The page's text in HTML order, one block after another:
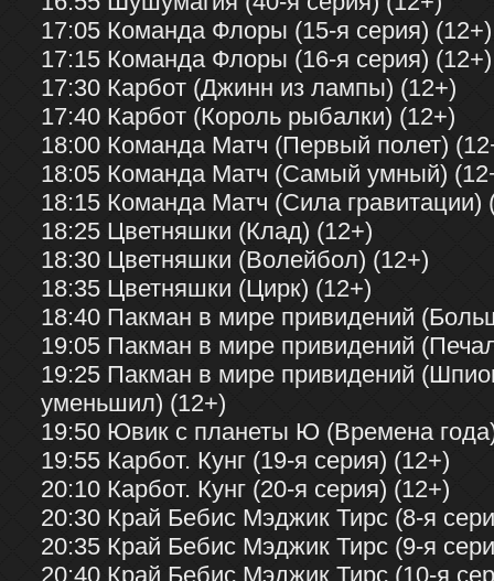
17:05 Команда Флоры (15-я серия) (12+)
17:15 Команда Флоры (16-я серия) (12+)
17:30 Карбот (Джинн из лампы) (12+)
17:40 Карбот (Король рыбалки) (12+)
18:00 Команда Матч (Первый полет)
18:05 Команда Матч (Самый умный)
18:15 Команда Матч (Сила гравитации)
18:25 Цветняшки (Клад) (12+)
18:30 Цветняшки (Волейбол) (12+)
18:35 Цветняшки (Цирк) (12+)
18:40 Пакман в мире привидений
19:05 Пакман в мире привидений
19:25 Пакман в мире привидений
уменьшил) (12+)
19:50 Ювик с планеты Ю (Времена
19:55 Карбот. Кунг (19-я серия) (12+)
20:10 Карбот. Кунг (20-я серия) (12+)
20:30 Край Бебис Мэджик Тирс (8-я
20:35 Край Бебис Мэджик Тирс (9-я
20:40 Край Бебис Мэджик Тирс (10-я